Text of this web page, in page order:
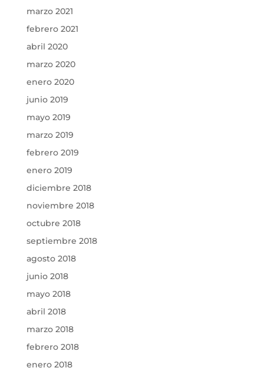
marzo 2021
febrero 2021
abril 2020
marzo 2020
enero 2020
junio 2019
mayo 2019
marzo 2019
febrero 2019
enero 2019
diciembre 2018
noviembre 2018
octubre 2018
septiembre 2018
agosto 2018
junio 2018
mayo 2018
abril 2018
marzo 2018
febrero 2018
enero 2018